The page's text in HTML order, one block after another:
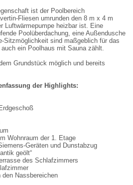
ist der Poolbereich
Fliesen umrunden den 8 m x 4 m
Luftwärmepumpe heizbar ist. Eine
Poolüberdachung, eine Außendusche
Sitzmöglichkeit sind maßgeblich für das
ein Poolhaus mit Sauna zählt.
Grundstück möglich und bereits
der Highlights:
Wohnraum der 1. Etage
Geräten und Dunstabzug
geölt“
des Schlafzimmers
den Nassbereichen